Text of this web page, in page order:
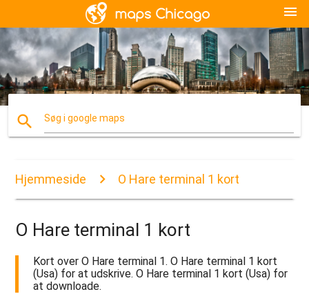
menu
search Søg i google maps
Hjemmeside O Hare terminal 1 kort
O Hare terminal 1 kort
Kort over O Hare terminal 1. O Hare terminal 1 kort
(Usa) for at udskrive. O Hare terminal 1 kort (Usa) for
at downloade.